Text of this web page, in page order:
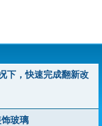
下，快速完成翻新改
玻璃